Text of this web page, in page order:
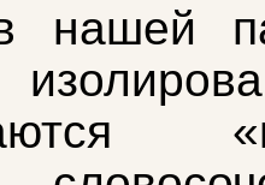
нашей